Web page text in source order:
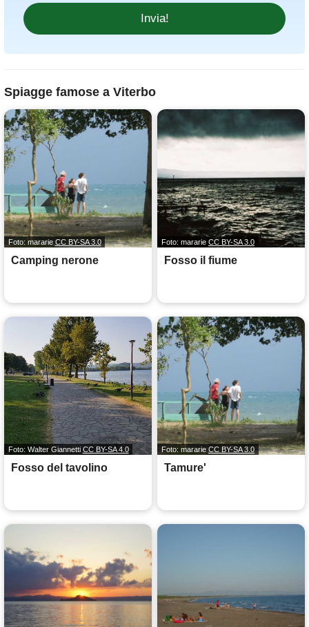
Spiagge famose a Viterbo
Foto: mararie CC BY-SA 3.0
Camping nerone
Foto: mararie CC BY-SA 3.0
Fosso il fiume
Foto: Walter Giannetti CC BY-SA 4.0
Fosso del tavolino
Foto: mararie CC BY-SA 3.0
Tamure'